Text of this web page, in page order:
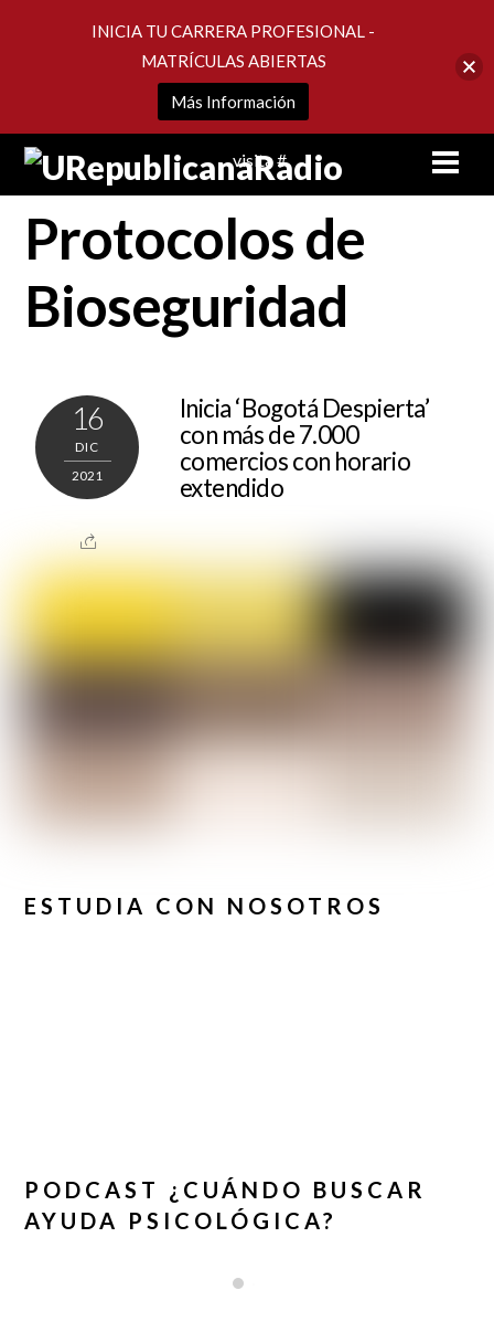
Skip
visita #
Protocolos de
Bioseguridad
16
DIC
2021
Inicia ‘Bogotá Despierta’
con más de 7.000
comercios con horario
extendido
ESTUDIA CON NOSOTROS
PODCAST ¿CUÁNDO BUSCAR
AYUDA PSICOLÓGICA?
INICIA TU CARRERA PROFESIONAL -
MATRÍCULAS ABIERTAS
Más Información